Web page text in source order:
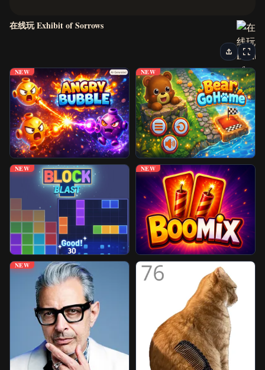
逃脱游戏
益智游戏
动作与赛车游戏
经典游戏
IO 游戏
免封游戏
更多游戏
在线玩 Exhibit of Sorrows
NEW NEW
NEW NEW
NEW